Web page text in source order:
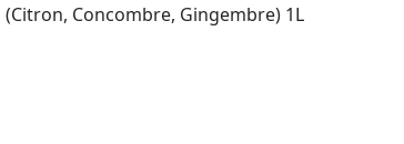
(Citron, Concombre, Gingembre) 1L